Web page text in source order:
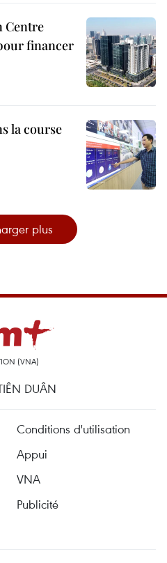
Centre
financer
la course
plus
(VNA)
DUÂN
Conditions d'utilisation
Appui
VNA
Publicité